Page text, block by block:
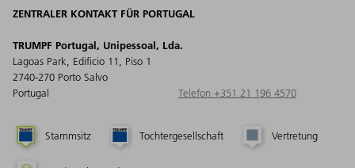
ZENTRALER KONTAKT FÜR PORTUGAL
TRUMPF Portugal, Unipessoal, Lda.
Lagoas Park, Edificio 11, Piso 1
2740-270 Porto Salvo
Portugal
Telefon +351 21 196 4570
Stammsitz Tochtergesellschaft Vertretung